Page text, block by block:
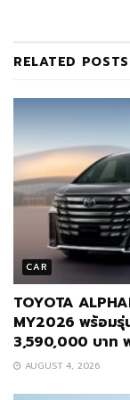
RELATED POSTS
CAR
TOYOTA
MY2026 พร้อมรุ่
3,590,000 บาท
AUGUST 4, 2026